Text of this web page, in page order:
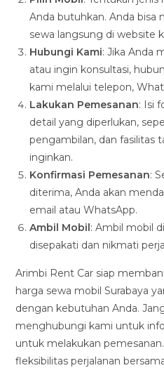
Anda butuhkan. Anda bisa
sewa langsung di website
Hubungi Kami: Jika Anda
atau ingin konsultasi,
kami melalui telepon,
Lakukan Pemesanan: Isi
detail yang diperlukan,
pengambilan, dan fasilitas
inginkan.
Konfirmasi Pemesanan:
diterima, Anda akan
email atau WhatsApp.
Ambil Mobil : Ambil mobil
disepakati dan nikmati
Arimbi Rent Car siap
harga sewa mobil Surabaya
dengan kebutuhan Anda.
menghubungi kami untuk
untuk melakukan
fleksibilitas perjalanan